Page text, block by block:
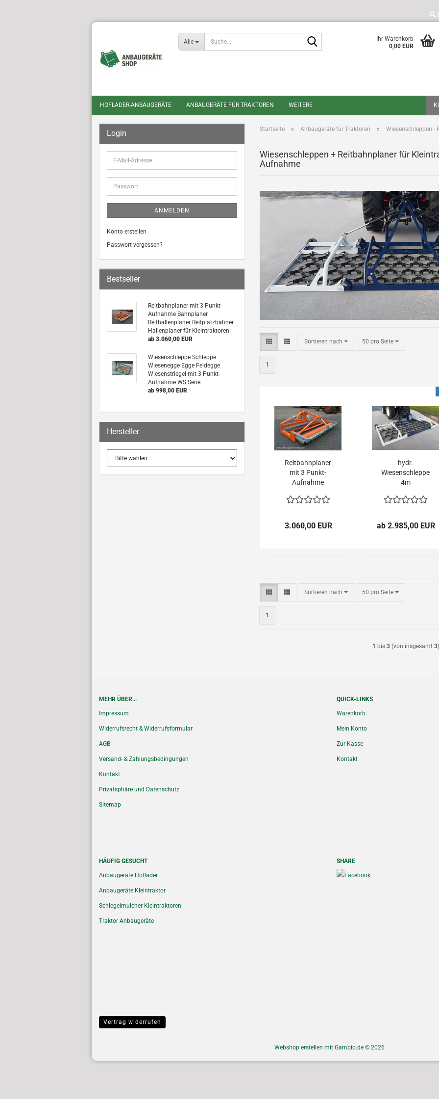
Alle
Ihr Warenkorb
0,00 EUR
HOFLADER-ANBAUGERÄTE ANBAUGERÄTE FÜR TRAKTOREN WEITERE
Startseite » Anbaugeräte für Traktoren » Wiesenschleppen -
Wiesenschleppen + Reitbahnplaner für
Aufnahme
Sortieren nach
Sortieren nach 50 pro Seite
pro Seite
1
Reitbahnplaner
mit 3 Punkt-
Aufnahme
Reithallenplaner
Hallenplaner für
Kleintraktoren
3.060,00 EUR
hydr.
Wiesenschleppe
4m
ab 2.985,00 EUR
Sortieren nach
Sortieren nach 50 pro Seite
pro Seite
1
1 bis3 (von insgesamt3
Login
E-
Mail-
Adresse
Passwort
ANMELDEN
Konto erstellen
Passwort vergessen?
Bestseller
Reitbahnplaner mit 3 Punkt-
Aufnahme Bahnplaner
Reithallenplaner Reitplatzbahner
Hallenplaner für Kleintraktoren
ab 3.060,00 EUR
Wiesenschleppe Schleppe
Wiesenegge Egge Feldegge
Wiesenstriegel mit 3 Punkt-
Aufnahme WS Serie
ab 998,00 EUR
Hersteller
MEHR ÜBER...
Impressum
Widerrufsrecht & Widerrufsformular
AGB
Versand- & Zahlungsbedingungen
Kontakt
Privatsphäre und Datenschutz
Sitemap
QUICK-LINKS
Warenkorb
Mein Konto
Zur Kasse
Kontakt
HÄUFIG GESUCHT
Anbaugeräte Hoflader
Anbaugeräte Kleintraktor
Schlegelmulcher Kleintraktoren
Traktor Anbaugeräte
SHARE
Vertrag widerrufen
Webshop erstellen mit Gambio.de © 2026